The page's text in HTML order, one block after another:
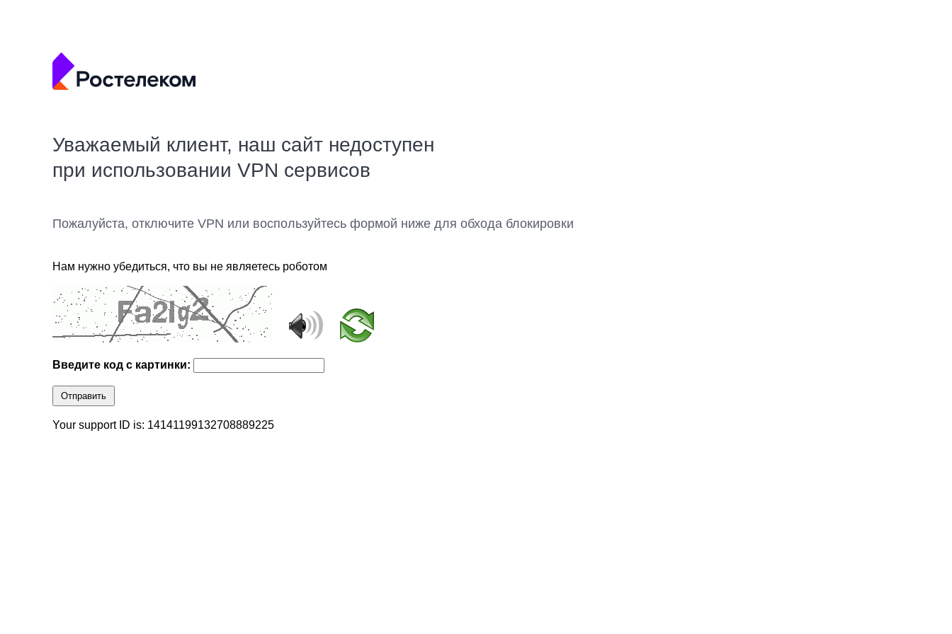
Уважаемый клиент, наш сайт недоступен
при использовании VPN сервисов
Пожалуйста, отключите VPN или воспользуйтесь формой ниже для обхода блокировки
Нам нужно убедиться, что вы не являетесь роботом
Введите код с картинки:
Отправить
Your support ID is: 14141199132708889225